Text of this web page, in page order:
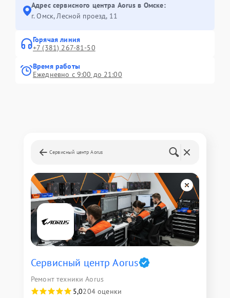
Адрес сервисного центра Aorus в Омске:
г. Омск, ​Лесной проезд, 11
Горячая линия
+7 (381) 267-81-50
Время работы
Ежедневно с 9:00 до 21:00
Сервисный центр Aorus
Сервисный центр Aorus
Ремонт техники Aorus
5,0204 оценки